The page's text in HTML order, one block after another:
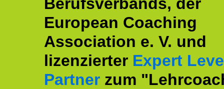
European Coaching
Association e. V. und
lizenzierter Expert
Partner zum